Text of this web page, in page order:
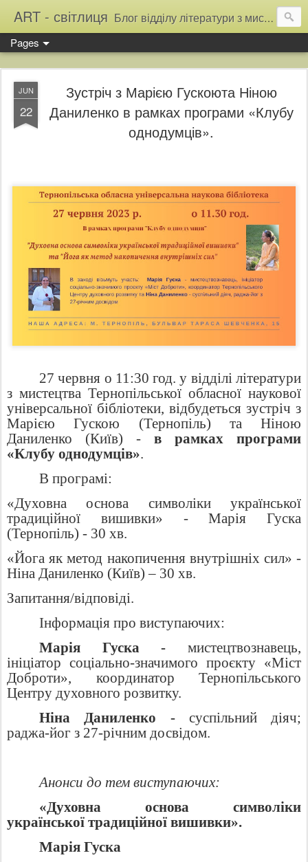
ART - світлиця Блог відділу літератури з мистецтва Тернопільської обласної універсальної наукової бібліотеки
Pages
JUN
22
Зустріч з Марією Гускоюта Ніною
Даниленко в рамках програми «Клубу
однодумців».
27 червня о 11:30 год. у відділі літератури
з мистецтва Тернопільської обласної наукової
універсальної бібліотеки, відбудеться зустріч з
Марією Гускою (Тернопіль) та Ніною
Даниленко (Київ) - в рамках програми
«Клубу однодумців».
В програмі:
«Духовна основа символіки української
традиційної вишивки» - Марія Гуска
(Тернопіль) - 30 хв.
«Йога як метод накопичення внутрішніх сил» -
Ніна Даниленко (Київ) – 30 хв.
Запитання/відповіді.
Інформація про виступаючих:
Марія Гуска - мистецтвознавець,
ініціатор соціально-значимого проєкту «Міст
Доброти», координатор Тернопільського
Центру духовного розвитку.
Ніна Даниленко -суспільний діяч;
раджа-йог з 27-річним досвідом.
Анонси до тем виступаючих:
«Духовна основа символіки
української традиційної вишивки».
Марія Гуска